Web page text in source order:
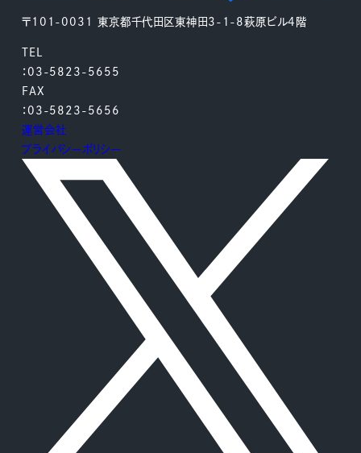
〒101-0031 東京都千代田区東神田3-1-8萩原ビル4階
TEL
：03-5823-5655
FAX
：03-5823-5656
運営会社
プライバシーポリシー